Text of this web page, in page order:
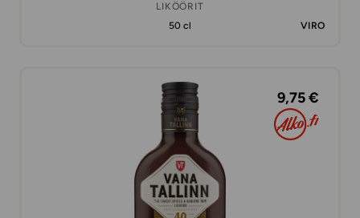
LIKÖÖRIT
50 cl
VIRO
9,75 €